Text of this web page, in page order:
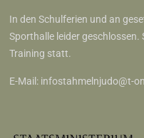
In den Schulferien und an
Sporthalle leider geschlossen.
Training statt.
E-Mail: infostahmelnjudo@t-